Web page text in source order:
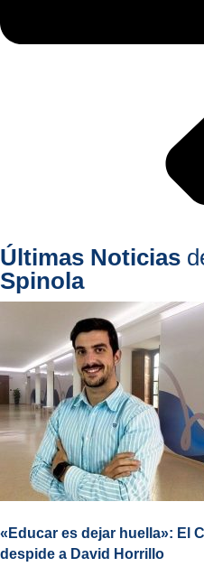
Últimas Noticias
Spinola
«Educar es dejar huella»: El
despide a David Horrillo